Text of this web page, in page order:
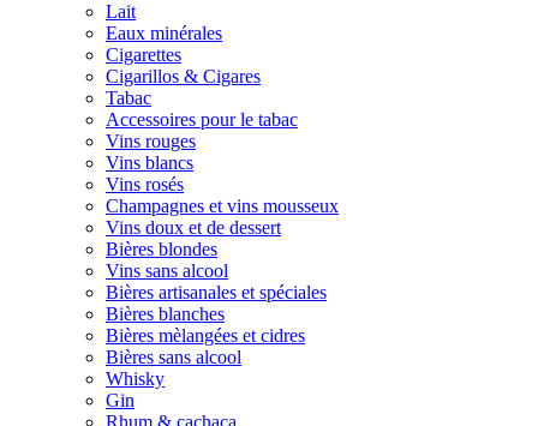
Lait
Eaux minérales
Cigarettes
Cigarillos & Cigares
Tabac
Accessoires pour le tabac
Vins rouges
Vins blancs
Vins rosés
Champagnes et vins mousseux
Vins doux et de dessert
Bières blondes
Vins sans alcool
Bières artisanales et spéciales
Bières blanches
Bières mèlangées et cidres
Bières sans alcool
Whisky
Gin
Rhum & cachaça